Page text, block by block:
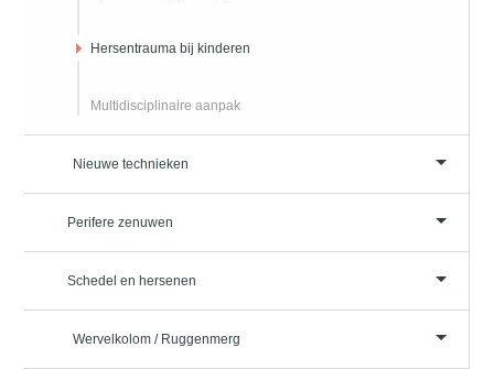
Hersentrauma bij kinderen
Multidisciplinaire aanpak
Nieuwe technieken
Perifere zenuwen
Schedel en hersenen
Wervelkolom / Ruggenmerg